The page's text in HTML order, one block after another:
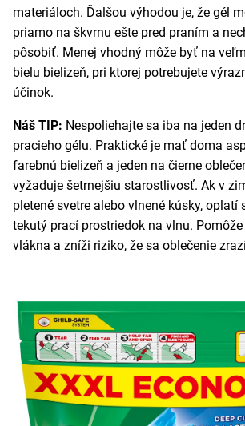
materiáloch. Ďalšou výhodou je, že gél
priamo na škvrnu ešte pred praním a
pôsobiť. Menej vhodný môže byť na
bielu bielizeň, pri ktorej potrebujete
účinok.
Náš TIP: Nespoliehajte sa iba na jeden
pracieho gélu. Praktické je mať doma
farebnú bielizeň a jeden na čierne
vyžaduje šetrnejšiu starostlivosť. Ak v
pletené svetre alebo vlnené kúsky, oplatí
tekutý prací prostriedok na vlnu.
vlákna a zníži riziko, že sa oblečenie